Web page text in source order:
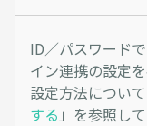
ID／パスワード
イン連携の設定
設定方法につい
する 」を参照し